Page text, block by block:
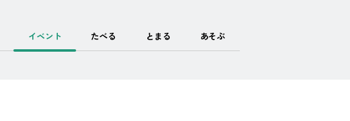
イベント たべる とまる あそぶ